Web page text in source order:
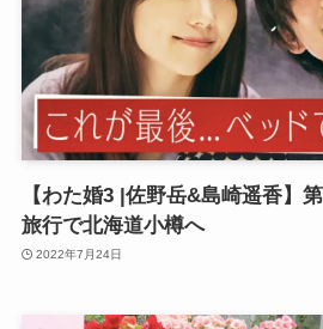
【わた婚3 |佐野岳&島崎遥香】
旅行で北海道小樽へ
2022年7月24日